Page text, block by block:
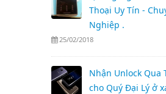
Thoại Uy Tín -
Nghiệp .
25/02/2018
Nhận Unlock Qua
cho Quý Đại Lý ở